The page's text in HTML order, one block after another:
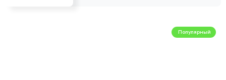
Популярный